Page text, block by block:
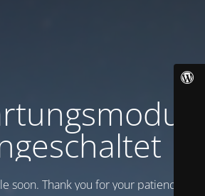
soon. Thank you for your patience!